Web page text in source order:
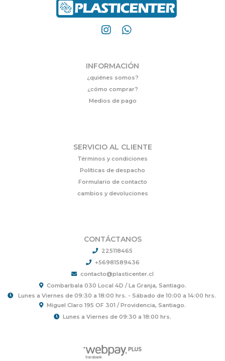
INFORMACIÓN
¿quiénes somos?
¿cómo comprar?
Medios de pago
SERVICIO AL CLIENTE
Términos y condiciones
Políticas de despacho
Formulario de contacto
cambios y devoluciones
CONTÁCTANOS
225118465
+56981589436
contacto@plasticenter.cl
Combarbala 030 Local 4D / La Granja, Santiago.
Lunes a Viernes de 09:30 a 18:00 hrs. - Sábado de 10:00 a 14:00 hrs.
Miguel Claro 195 OF 301 / Providencia, Santiago.
Lunes a Viernes de 09:30 a 18:00 hrs.